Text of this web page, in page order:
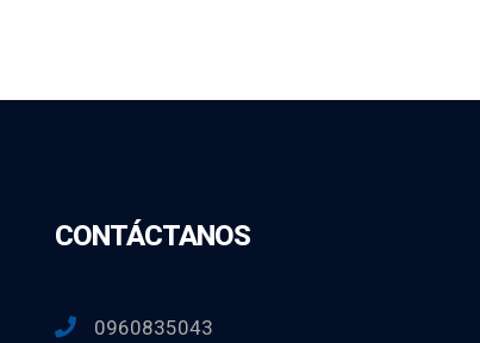
CONTÁCTANOS
0960835043